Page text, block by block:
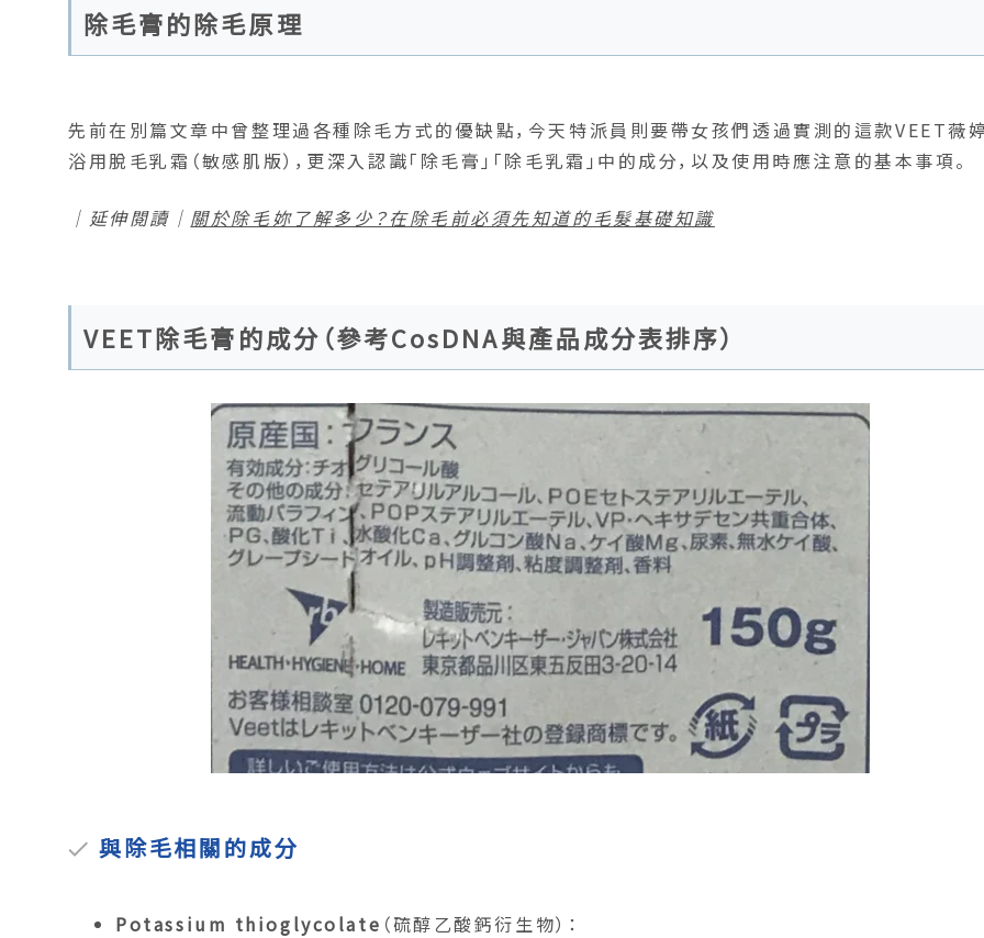
除毛膏的除毛原理
先前在別篇文章中曾整理過各種除毛方式的優缺點，今天特派員則要帶女孩們透過實測的這款VEET薇
浴用脫毛乳霜（敏感肌版），更深入認識「除毛膏」「除毛乳霜」中的成分，以及使用時應注意的基本事項。
｜延伸閱讀｜ 關於除毛妳了解多少？在除毛前必須先知道的毛髮基礎知識
VEET除毛膏的成分（參考CosDNA與產品成分表排序）
與除毛相關的成分
Potassium thioglycolate （硫醇乙酸鈣衍生物）：